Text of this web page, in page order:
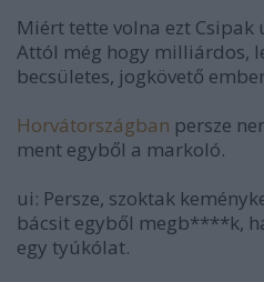
Miért tette volna ezt Csipak
Attól még hogy milliárdos,
becsületes, jogkövető
Horvátországban persze
ment egyből a markoló.
ui: Persze, szoktak
bácsit egyből megb****k,
egy tyúkólat.